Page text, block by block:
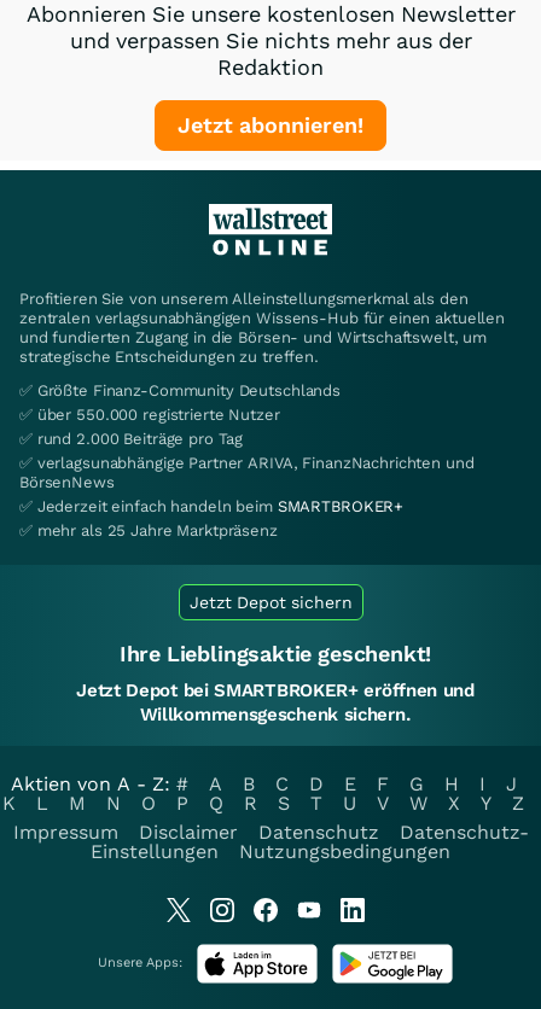
Abonnieren Sie unsere kostenlosen Newsletter
und verpassen Sie nichts mehr aus der
Redaktion
Jetzt abonnieren!
Profitieren Sie von unserem Alleinstellungsmerkmal als den
zentralen verlagsunabhängigen Wissens-Hub für einen aktuellen
und fundierten Zugang in die Börsen- und Wirtschaftswelt, um
strategische Entscheidungen zu treffen.
✅ Größte Finanz-Community Deutschlands
✅ über 550.000 registrierte Nutzer
✅ rund 2.000 Beiträge pro Tag
✅ verlagsunabhängige Partner ARIVA, FinanzNachrichten und
BörsenNews
✅ Jederzeit einfach handeln beim SMARTBROKER+
✅ mehr als 25 Jahre Marktpräsenz
Jetzt Depot sichern
Ihre Lieblingsaktie geschenkt!
Jetzt Depot bei SMARTBROKER+ eröffnen und
Willkommensgeschenk sichern.
Aktien von A - Z: # A B C D E F G H I
J
K
L M N O P Q R S T U V W X Y
Z
Impressum
Disclaimer Datenschutz
Datenschutz-
Einstellungen
Nutzungsbedingungen
Unsere Apps: